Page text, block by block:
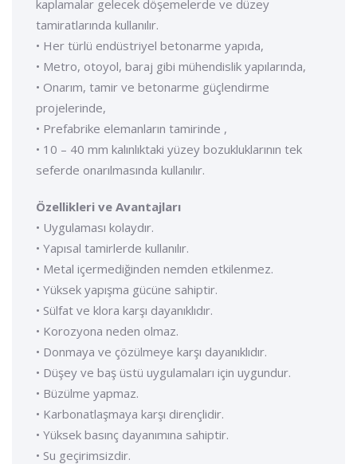
kaplamalar gelecek döşemelerde ve düzey
tamiratlarında kullanılır.
• Her türlü endüstriyel betonarme yapıda,
• Metro, otoyol, baraj gibi mühendislik yapılarında,
• Onarım, tamir ve betonarme güçlendirme
projelerinde,
• Prefabrike elemanların tamirinde ,
• 10 – 40 mm kalınlıktaki yüzey bozukluklarının tek
seferde onarılmasında kullanılır.
Özellikleri ve Avantajları
• Uygulaması kolaydır.
• Yapısal tamirlerde kullanılır.
• Metal içermediğinden nemden etkilenmez.
• Yüksek yapışma gücüne sahiptir.
• Sülfat ve klora karşı dayanıklıdır.
• Korozyona neden olmaz.
• Donmaya ve çözülmeye karşı dayanıklıdır.
• Düşey ve baş üstü uygulamaları için uygundur.
• Büzülme yapmaz.
• Karbonatlaşmaya karşı dirençlidir.
• Yüksek basınç dayanımına sahiptir.
• Su geçirimsizdir.